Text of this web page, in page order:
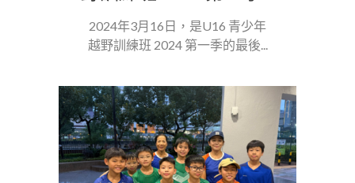
2024年3月16日，是U16 青少年
越野訓練班 2024 第一季的最後...